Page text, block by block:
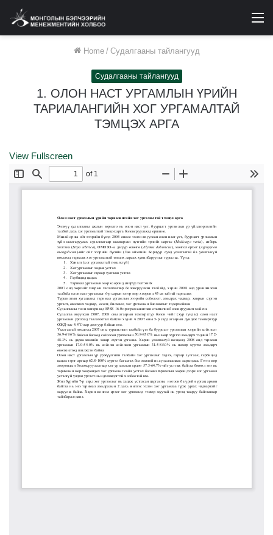
Home / Судалгааны тайлангууд
Судалгааны тайлангууд
1. ОЛОН НАСТ УРГАМЛЫН ҮРИЙН
ТАРИАЛАНГИЙН ХОГ УРГАМАЛТАЙ
ТЭМЦЭХ АРГА
View Fullscreen